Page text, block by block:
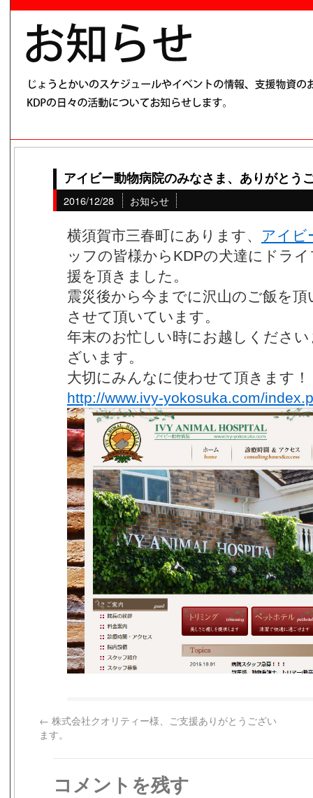
アイビー動物病院のみなさま、ありがとう
2016/12/28 お知らせ
横須賀市三春町にあります、 アイビ
ッフの皆様からKDPの犬達にドラ
援を頂きました。
震災後から今までに沢山のご飯を
させて頂いています。
年末のお忙しい時にお越しくださ
ざいます。
大切にみんなに使わせて頂きます！
http://www.ivy-yokosuka.com/
← 株式会社クオリティー様、ご支援ありがとうござい
ます。
コメントを残す